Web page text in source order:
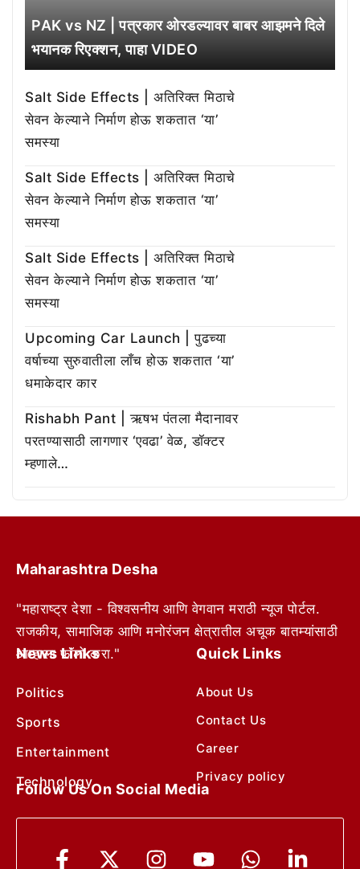
PAK vs NZ | पत्रकार ओरडल्यावर बाबर आझमने दिले
भयानक रिएक्शन, पाहा VIDEO
Salt Side Effects | अतिरिक्त मिठाचे
सेवन केल्याने निर्माण होऊ शकतात ‘या’
समस्या
Salt Side Effects | अतिरिक्त मिठाचे
सेवन केल्याने निर्माण होऊ शकतात ‘या’
समस्या
Salt Side Effects | अतिरिक्त मिठाचे
सेवन केल्याने निर्माण होऊ शकतात ‘या’
समस्या
Upcoming Car Launch | पुढच्या
वर्षाच्या सुरुवातीला लाँच होऊ शकतात ‘या’
धमाकेदार कार
Rishabh Pant | ऋषभ पंतला मैदानावर
परतण्यासाठी लागणार ‘एवढा’ वेळ, डॉक्टर
म्हणाले…
Maharashtra Desha
"महाराष्ट्र देशा - विश्वसनीय आणि वेगवान मराठी न्यूज पोर्टल.
राजकीय, सामाजिक आणि मनोरंजन क्षेत्रातील अचूक बातम्यांसाठी
आम्हाला फॉलो करा."
News Links
Politics
Sports
Entertainment
Technology
Quick Links
About Us
Contact Us
Career
Privacy policy
Follow Us On Social Media